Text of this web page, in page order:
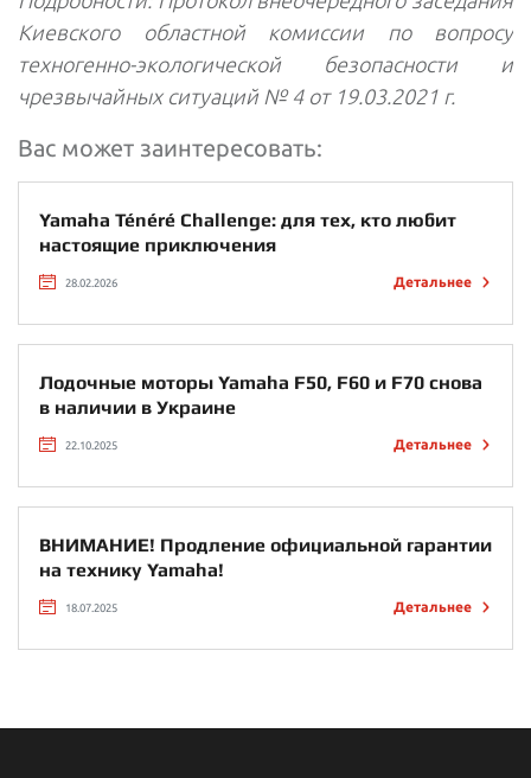
Киевского областной комиссии по вопросу
техногенно-экологической безопасности и
чрезвычайных ситуаций № 4 от 19.03.2021 г.
Вас может заинтересовать:
Yamaha Ténéré Challenge: для тех, кто любит
настоящие приключения
28.02.2026 Детальнее
Лодочные моторы Yamaha F50, F60 и F70 снова
в наличии в Украине
22.10.2025 Детальнее
ВНИМАНИЕ! Продление официальной гарантии
на технику Yamaha!
18.07.2025 Детальнее